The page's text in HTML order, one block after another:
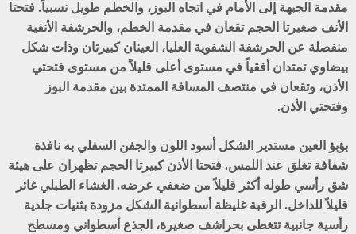
مقدمة الجبهة إلى الأمام في اتجاه البوز، والخطم طويل نسبياً. فتحتا
الأنف صغيرتا الحجم تقعان في مقدمة الخطم، والحرشفة الأنفية
منفصلة عن الحرشفة الشفوية العليا، العينان كبيرتان وذات شكل
بيضاوي تمتدان أفقياً في مستوى أعلى قليلاً من مستوى فتحتي
الأذن، وتقعان في منتصف المسافة الممتدة بين مقدمة البوز
وفتحتي الأذن.
بؤبؤ العين مستدير الشكل أسود اللون والجفن السفلي به نافذة
شفافة تغلق عند اللمس. فتحتا الأذن كبيرتا الحجم تظهران على هيئة
شق رأسي طوله أكثر قليلاً من ضعفي عرضه. الغشاء الطبلي غائر
قليلاً للداخل. الرقبة غليظة أسطوانية الشكل مزودة بثنيات جلدية
رأسية جانبية تتغطى بحراشف صغيرة، الجذع أسطواني ومسطح